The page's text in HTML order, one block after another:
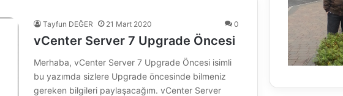
Tayfun DEĞER 21 Mart 2020 0
vCenter Server 7 Upgrade Öncesi
Merhaba, vCenter Server 7 Upgrade Öncesi isimli
bu yazımda sizlere Upgrade öncesinde bilmeniz
gereken bilgileri paylaşacağım. vCenter Server